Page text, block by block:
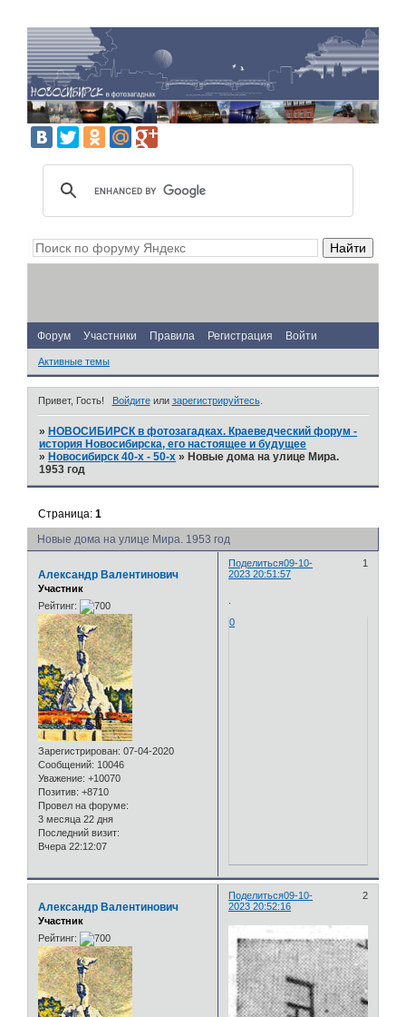
Форум Участники Правила Регистрация Войти
Активные темы
Привет, Гость! Войдитеили зарегистрируйтесь.
» НОВОСИБИРСК в фотозагадках. Краеведческий форум -
история Новосибирска, его настоящее и будущее
» Новосибирск 40-х - 50-х » Новые дома на улице Мира.
1953 год
Новые дома на улице Мира. 1953 год
Страница:1
Поделиться 1
09-10-
2023 20:51:57
Александр Валентинович
Участник
Рейтинг:
Зарегистрирован: 07-04-2020
Сообщений: 10046
Уважение: +10070
Позитив: +8710
Провел на форуме:
3 месяца 22 дня
Последний визит:
Вчера 22:12:07
0
Поделиться 2
09-10-
2023 20:52:16
Александр Валентинович
Участник
Рейтинг: